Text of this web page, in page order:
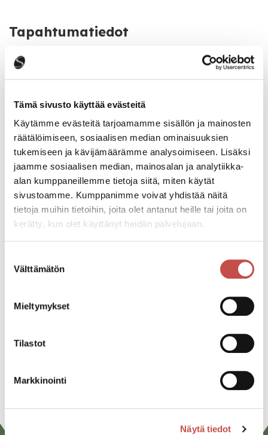
Tämä sivusto käyttää evästeitä
Käytämme evästeitä tarjoamamme sisällön ja mainosten
räätälöimiseen, sosiaalisen median ominaisuuksien
tukemiseen ja kävijämäärämme analysoimiseen. Lisäksi
jaamme sosiaalisen median, mainosalan ja analytiikka-
alan kumppaneillemme tietoja siitä, miten käytät
sivustoamme. Kumppanimme voivat yhdistää näitä
tietoja muihin tietoihin, joita olet antanut heille tai joita on
kerätty, kun olet käyttänyt heidän palvelujaan.
valinta
Välttämätön
Mieltymykset
Tilastot
Markkinointi
Näytä tiedot
Tapahtumatiedot
Tapahtuman järjestäjä
Tapahtumapaikka
Sivulantie 11
Pääsymaksu
10€
Katso kaikki tapahtumat
Jaa tapahtuma:
Linkedin